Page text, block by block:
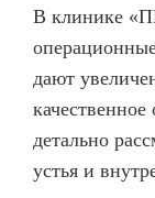
В клинике
дают
детально
устья и